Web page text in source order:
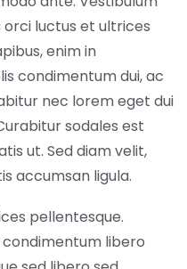
luctus et ultrices
enim in
condimentum dui, ac
nec lorem eget dui
sodales est
ut. Sed diam velit,
accumsan ligula.
pellentesque.
condimentum libero